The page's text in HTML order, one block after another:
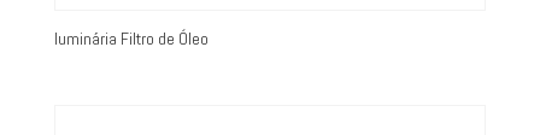
luminária Filtro de Óleo